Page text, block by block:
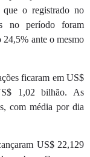
o registrado no
no período foram
24,5% ante o mesmo
ficaram em US$
1,02 bilhão. As
com média por dia
US$ 22,129